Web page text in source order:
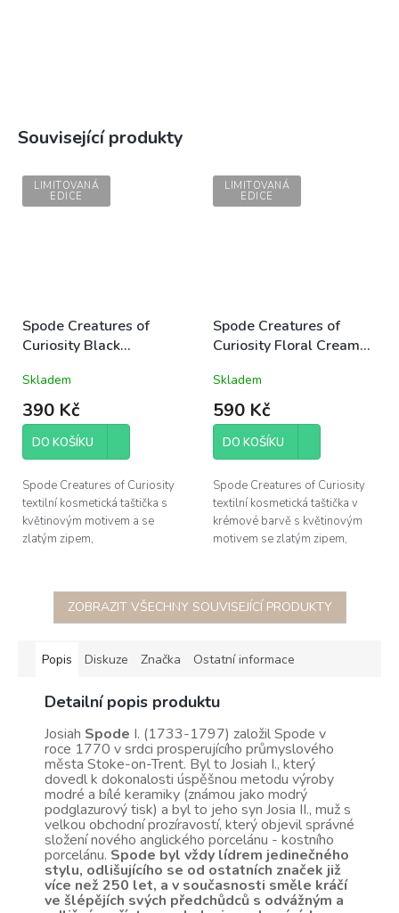
Související produkty
LIMITOVANÁ
EDICE
Spode Creatures of
Curiosity Black
21,5x11cm malá černá s
květinami/had
Skladem
390 Kč
DO KOŠÍKU
Spode Creatures of Curiosity
textilní kosmetická taštička s
květinovým motivem a se
zlatým zipem,
LIMITOVANÁ
EDICE
Spode Creatures of
Curiosity Floral Cream
23,5x16,8cm střední s
květinami
Skladem
590 Kč
DO KOŠÍKU
Spode Creatures of Curiosity
textilní kosmetická taštička v
krémové barvě s květinovým
motivem se zlatým zipem,
ZOBRAZIT VŠECHNY SOUVISEJÍCÍ PRODUKTY
Popis Diskuze Značka Ostatní informace
Detailní popis produktu
Josiah Spode I. (1733-1797) založil Spode v
roce 1770 v srdci prosperujícího průmyslového
města Stoke-on-Trent. Byl to Josiah I., který
dovedl k dokonalosti úspěšnou metodu výroby
modré a bílé keramiky (známou jako modrý
podglazurový tisk) a byl to jeho syn Josia II., muž s
velkou obchodní prozíravostí, který objevil správné
složení nového anglického porcelánu - kostního
porcelánu. Spode byl vždy lídrem jedinečného
stylu, odlišujícího se od ostatních značek již
více než 250 let, a v současnosti směle kráčí
ve šlépějích svých předchůdců s odvážným a